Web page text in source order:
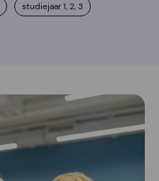
studiejaar 1, 2, 3